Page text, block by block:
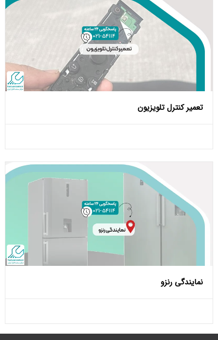
تعمیر کنترل تلویزیون
نمایندگی رنزو